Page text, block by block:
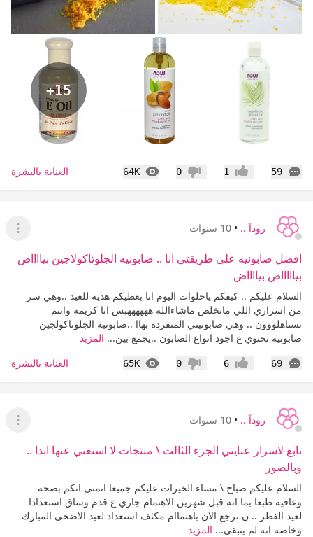
+15
59
التعليقات إعجاب1 عدم إعجاب
0
64K
المشاهدات العناية بالبشرة
رودآ .. • 10 سنوات
عرض
افضل صابونيه على طريقتي انا .. صابونيه الجلوتاكولاجين بيااااض
بياااااض بيااااض
السلام عليكم .. كيفكم ياحلوات اليوم انا بعطيكم هديه للعيد ..وهي سر
من اسراري اللي ماتخلص ماشاءالله ههههههبس انا كريمة وانتم
تستاهلووون .. وهي صابونيتي المتفرده بهاا ..صابونيه الجلوتاكولجين
صابونيه تحتوي ع اجود انواع الصابون ..يجمع بين... المزيد
69
التعليقات إعجاب6 عدم إعجاب
0
65K
المشاهدات العناية بالبشرة
رودآ .. • 10 سنوات
عرض
تابع لاسرار عنايتي الجزء الثالث \ منتجات لا استغني عنها ابدا ..
وبالصور
السلام عليكم صباح \ مساء الخيرات عليكم جميعا اتمنى انكم بصحه
وعافيه طبعا بما انه قبل شهرين الاهتمام جاري ع قدم وساق استعدادا
لعيد الفطر .. ن نرجع الان باهتماام مكثف استعداد لعيد الاضحى المبارك
وخاصه انه لم يتبقى... المزيد